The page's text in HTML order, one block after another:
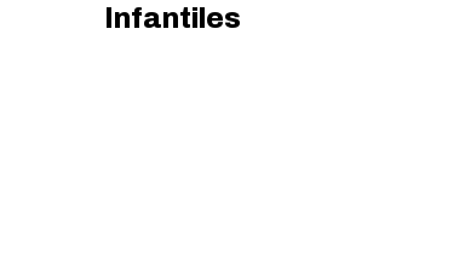
Infantiles